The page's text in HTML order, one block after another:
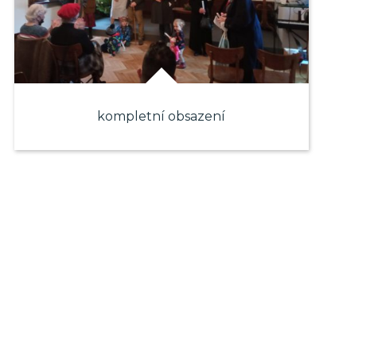
kompletní obsazení